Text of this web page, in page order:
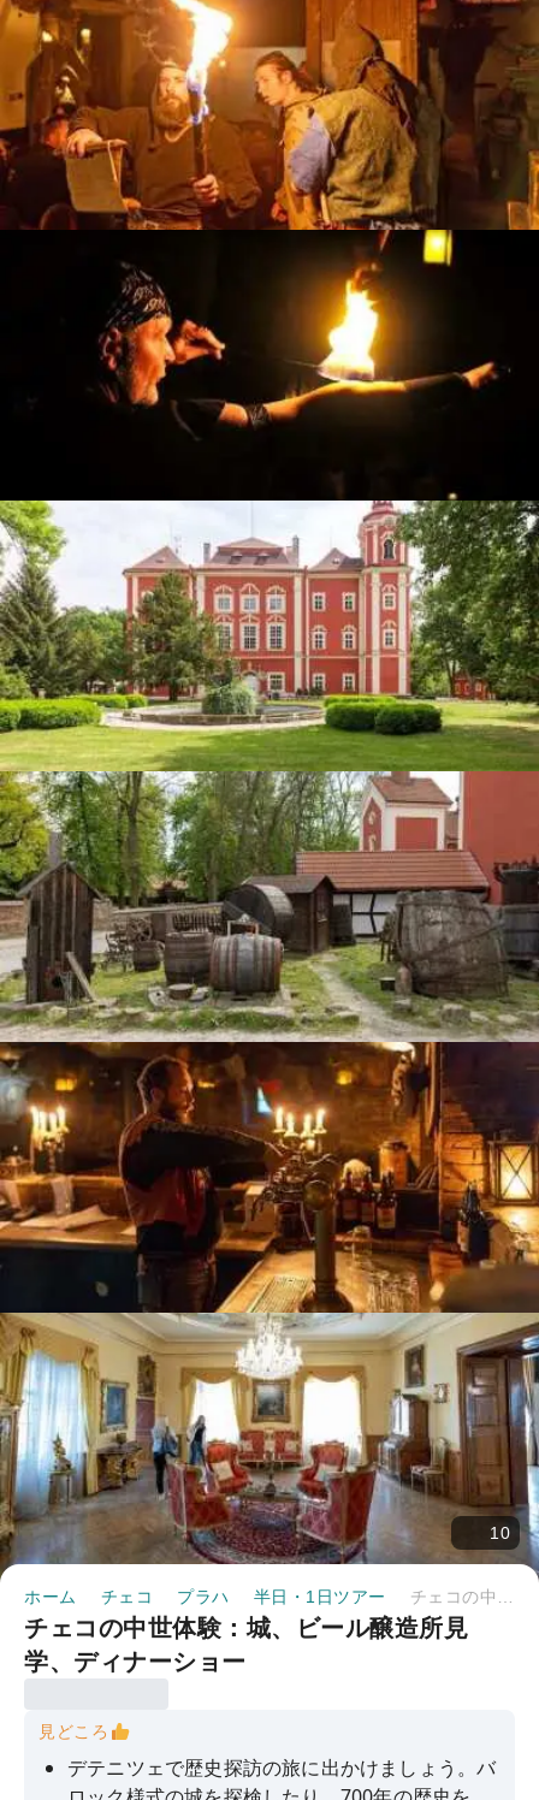
10
ホーム チェコ プラハ 半日・1日ツアー
チェコの中世体験：城、ビール醸造所見
学、ディナーショー
見どころ
デテニツェで歴史探訪の旅に出かけましょう。バ